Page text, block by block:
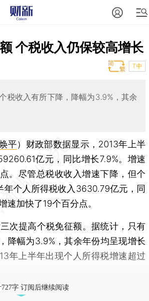
个税收入仍保较高增长
T中
税收入有所下降，降幅为3.9%，其余
平） 财政部数据显示，2013年上半
亿元，同比增长7.9%。增速
。尽管总税收收入增速下降，但个
年个人所得税收入3630.79亿元，同
速加快了19个百分点。
提高个税免征额。据统计，只有
降幅为3.9%，其余年份均呈现增长
年上半年出现个人所得税增速超过
字 订阅后继续阅读